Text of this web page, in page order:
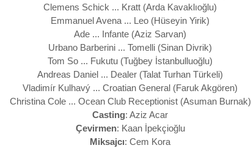
Clemens Schick ... Kratt (Arda Kavaklıoğlu)
Emmanuel Avena ... Leo (Hüseyin Yirik)
Ade ... Infante (Aziz Sarvan)
Urbano Barberini ... Tomelli (Sinan Divrik)
Tom So ... Fukutu (Tuğbey İstanbulluoğlu)
Andreas Daniel ... Dealer (Talat Turhan Türkeli)
Vladimír Kulhavý ... Croatian General (Faruk Akgören)
Christina Cole ... Ocean Club Receptionist (Asuman Burnak)
Casting: Aziz Acar
Çevirmen: Kaan İpekçioğlu
Miksajcı: Cem Kora